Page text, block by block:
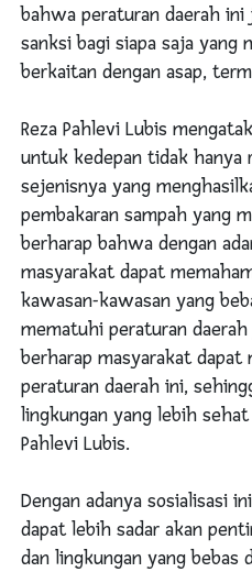
bahwa peraturan daerah
sanksi bagi siapa saja yang
berkaitan dengan asap,
Reza Pahlevi Lubis
untuk kedepan tidak hanya
sejenisnya yang
pembakaran sampah yang
berharap bahwa dengan
masyarakat dapat
kawasan-kawasan yang
mematuhi peraturan
berharap masyarakat
peraturan daerah ini,
lingkungan yang lebih
Pahlevi Lubis.
Dengan adanya sosialisasi
dapat lebih sadar akan
dan lingkungan yang bebas